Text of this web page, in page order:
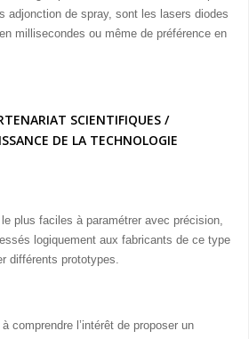
adjonction de spray, sont les lasers diodes
millisecondes ou même de préférence en
SCIENTIFIQUES /
DE LA TECHNOLOGIE
plus faciles à paramétrer avec précision,
logiquement aux fabricants de ce type
différents prototypes.
comprendre l’intérêt de proposer un